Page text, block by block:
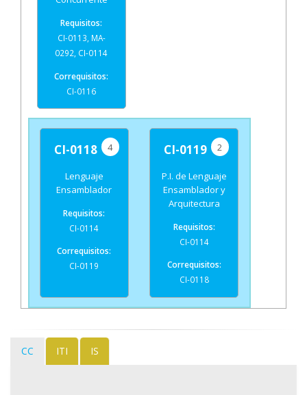
CI-0113, MA-
0292, CI-0114
CI-0116
CI-0118
Lenguaje
Ensamblador
4
CI-0114
CI-0119
CI-0119
P.I. de Lenguaje
Ensamblador y
Arquitectura
2
CI-0114
CI-0118
CC ITI IS